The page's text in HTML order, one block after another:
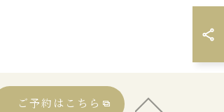
ご予約はこちら